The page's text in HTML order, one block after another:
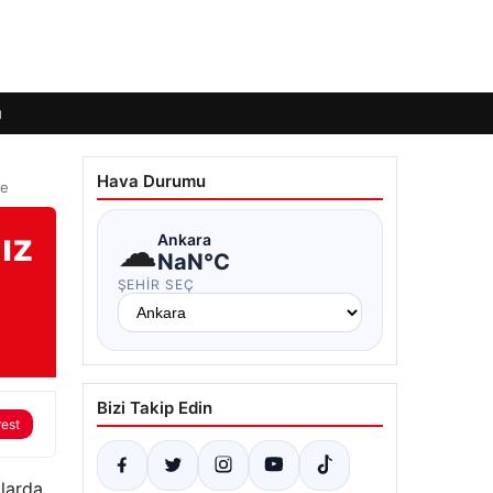
Hava Durumu
☁Ankara
NaN°C
ŞEHIR SEÇ
Bizi Takip Edin